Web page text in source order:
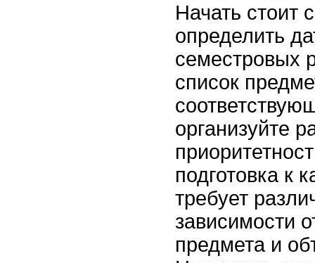
Начать стоит
определить
семестровых
список
организуйте
подготовка к
требует
зависимости
предмета и